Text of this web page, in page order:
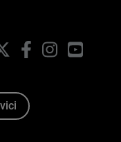
FacebookInstagram